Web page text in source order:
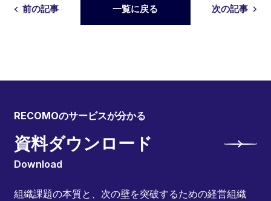
前の記事 一覧に戻る 次の記事
RECOMOのサービスが分かる
資料ダウンロード
Download
組織課題の本質と、次の壁を突破するための経営組織